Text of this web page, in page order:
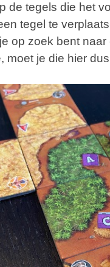
de tegels die het
tegel te
op zoek bent
moet je die hier